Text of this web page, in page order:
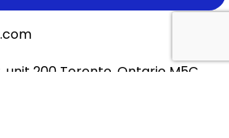
unit 200 Toronto, Ontario M5C